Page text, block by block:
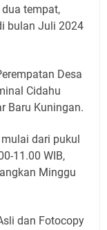
tempat,
bulan Juli 2024
Desa
Cidahu
Baru Kuningan.
dari pukul
11.00 WIB,
Minggu
dan Fotocopy